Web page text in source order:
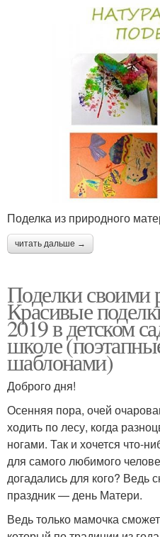
Поделка из природного
читать дальше →
Поделки своими
Красивые
2019 в детском
школе
шаблонами)
Доброго дня!
Осенняя пора, очей
ходить по лесу, когда
ногами. Так и хочется что-
для самого любимого
догадались для кого? Ведь
праздник — день Матери.
Ведь только мамочка